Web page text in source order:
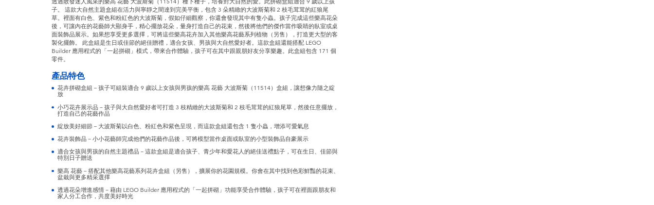
子。 這款大自然主題盒組在活力與寧靜之間達到完美平衡，包含 3 朵精緻的大波斯菊和 2 枝毛茸茸的紅狼尾
草。裡面有白色、紫色和粉紅色的大波斯菊，假如仔細觀察，你還會發現其中有隻小蟲。孩子完成這些樂高花朵
後，可讓內在的花藝師大顯身手，精心擺放花朵，量身打造自己的花束，然後將他們的傑作當作吸睛的臥室或桌
面裝飾品展示。如果想享受更多選擇，可將這些樂高花卉加入其他樂高花藝系列植物（另售），打造更大型的客
製化擺飾。 此盒組是生日或佳節的絕佳贈禮，適合女孩、男孩與大自然愛好者。這款盒組還能搭配 LEGO
Builder 應用程式的「一起拼砌」模式，帶來合作體驗，孩子可在其中跟親朋好友分享樂趣。此盒組包含 171 個
零件。
產品特色
花卉拼砌盒組－孩子可組裝適合 9 歲以上女孩與男孩的樂高 花藝 大波斯菊（11514）盒組，讓想像力隨之綻
放
小巧花卉展示品－孩子與大自然愛好者可打造 3 枝精緻的大波斯菊和 2 枝毛茸茸的紅狼尾草，然後任意擺放，
打造自己的花藝作品
綻放美好細節－大波斯菊以白色、粉紅色和紫色呈現，而這款盒組還包含 1 隻小蟲，增添可愛氣息
花卉裝飾品－小小花藝師完成他們的花藝作品後，可將模型當作桌面或臥室的小型裝飾品自豪展示
適合女孩與男孩的自然主題禮品－這款盒組是適合孩子、青少年和愛花人的絕佳送禮點子，可在生日、佳節與
特別日子贈送
樂高 花藝－搭配其他樂高花藝系列花卉盒組（另售），擴展你的花園規模。你會在其中找到色彩鮮豔的花束、
盆栽與更多精采選擇
透過花朵增進感情－藉由 LEGO Builder 應用程式的「一起拼砌」功能享受合作體驗，孩子可在裡面跟朋友和
家人分工合作，共度美好時光